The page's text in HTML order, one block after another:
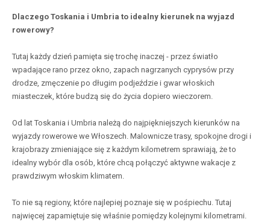
Dlaczego Toskania i Umbria to idealny kierunek na wyjazd
rowerowy?
Tutaj każdy dzień pamięta się trochę inaczej - przez światło
wpadające rano przez okno, zapach nagrzanych cyprysów przy
drodze, zmęczenie po długim podjeździe i gwar włoskich
miasteczek, które budzą się do życia dopiero wieczorem.
Od lat Toskania i Umbria należą do najpiękniejszych kierunków na
wyjazdy rowerowe we Włoszech. Malownicze trasy, spokojne drogi i
krajobrazy zmieniające się z każdym kilometrem sprawiają, że to
idealny wybór dla osób, które chcą połączyć aktywne wakacje z
prawdziwym włoskim klimatem.
To nie są regiony, które najlepiej poznaje się w pośpiechu. Tutaj
najwięcej zapamiętuje się właśnie pomiędzy kolejnymi kilometrami.